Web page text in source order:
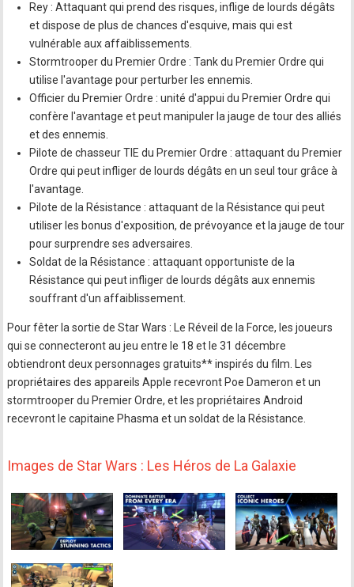
Rey : Attaquant qui prend des risques, inflige de lourds dégâts
et dispose de plus de chances d'esquive, mais qui est
vulnérable aux affaiblissements.
Stormtrooper du Premier Ordre : Tank du Premier Ordre qui
utilise l'avantage pour perturber les ennemis.
Officier du Premier Ordre : unité d'appui du Premier Ordre qui
confère l'avantage et peut manipuler la jauge de tour des alliés
et des ennemis.
Pilote de chasseur TIE du Premier Ordre : attaquant du Premier
Ordre qui peut infliger de lourds dégâts en un seul tour grâce à
l'avantage.
Pilote de la Résistance : attaquant de la Résistance qui peut
utiliser les bonus d'exposition, de prévoyance et la jauge de tour
pour surprendre ses adversaires.
Soldat de la Résistance : attaquant opportuniste de la
Résistance qui peut infliger de lourds dégâts aux ennemis
souffrant d'un affaiblissement.
Pour fêter la sortie de Star Wars : Le Réveil de la Force, les joueurs
qui se connecteront au jeu entre le 18 et le 31 décembre
obtiendront deux personnages gratuits** inspirés du film. Les
propriétaires des appareils Apple recevront Poe Dameron et un
stormtrooper du Premier Ordre, et les propriétaires Android
recevront le capitaine Phasma et un soldat de la Résistance.
Images de Star Wars : Les Héros de La Galaxie